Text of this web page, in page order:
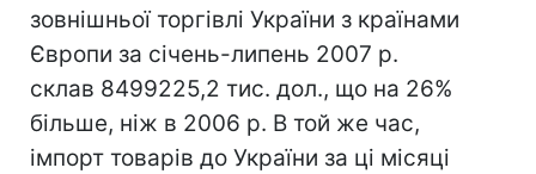
зовнішньої торгівлі України з країнами
Європи за січень-липень 2007 р.
склав 8499225,2 тис. дол., що на 26%
більше, ніж в 2006 р. В той же час,
імпорт товарів до України за ці місяці